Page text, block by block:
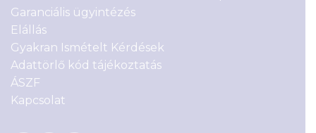
Garanciális ügyintézés
Elállás
Gyakran Ismételt Kérdések
Adattörlő kód tájékoztatás
ÁSZF
Kapcsolat